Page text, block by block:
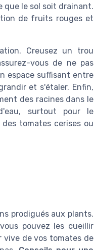
que le sol soit drainant.
de fruits rouges et
Creusez un trou
vous de ne pas
espace suffisant entre
et s'étaler. Enfin,
des racines dans le
surtout pour le
tomates cerises ou
prodigués aux plants.
pouvez les cueillir
de vos tomates de